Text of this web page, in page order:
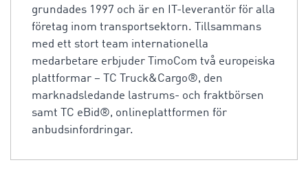
grundades 1997 och är en IT-leverantör för alla
företag inom transportsektorn. Tillsammans
med ett stort team internationella
medarbetare erbjuder TimoCom två europeiska
plattformar – TC Truck&Cargo®, den
marknadsledande lastrums- och fraktbörsen
samt TC eBid®, onlineplattformen för
anbudsinfordringar.